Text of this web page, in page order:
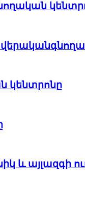
կենտրոնը
և այլազգի